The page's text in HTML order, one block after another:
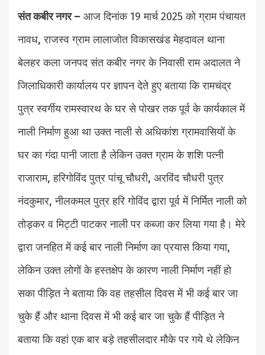
संत कबीर नगर – आज दिनांक 19 मार्च 2025 को ग्राम पंचायत
नावध, राजस्व ग्राम लालाजोत विकासखंड मेहदावल थाना
बेलहर कला जनपद संत कबीर नगर के निवासी राम अदालत ने
जिलाधिकारी कार्यालय पर ज्ञापन देते हुए बताया कि रामचंद्र
पुत्र स्वर्गीय रामस्वारथ के घर से पोखर तक पूर्व के कार्यकाल में
नाली निर्माण हुआ था उक्त नाली से अधिकांश ग्रामवासियों के
घर का गंदा पानी जाता है लेकिन उक्त ग्राम के शशि पत्नी
राजाराम, हरिगोविंद पुत्र पांचू चौधरी, अरविंद चौधरी पुत्र
नंदकुमार, नीलकमल पुत्र हरि गोविंद द्वारा पूर्व में निर्मित नाली को
तोड़कर व मिट्टी पाटकर नाली पर कब्जा कर लिया गया है। मेरे
द्वारा जनहित में कई बार नाली निर्माण का प्रयास किया गया,
लेकिन उक्त लोगों के हस्तक्षेप के कारण नाली निर्माण नहीं हो
सका पीड़ित ने बताया कि वह तहसील दिवस में भी कई बार जा
चुके हैं और थाना दिवस में भी कई बार जा चुके हैं पीड़ित ने
बताया कि वहां एक बार बड़े तहसीलदार मौके पर गये थे लेकिन